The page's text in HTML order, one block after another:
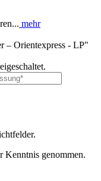
mehr
– Orientexpress - LP"
Kenntnis genommen.